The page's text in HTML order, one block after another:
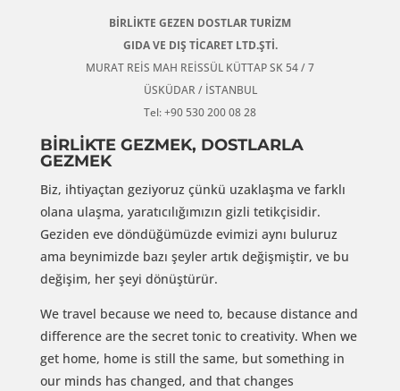
BİRLİKTE GEZEN DOSTLAR TURİZM
GIDA VE DIŞ TİCARET LTD.ŞTİ.
MURAT REİS MAH REİSSÜL KÜTTAP SK 54 / 7
ÜSKÜDAR / İSTANBUL
Tel: +90 530 200 08 28
BİRLİKTE GEZMEK, DOSTLARLA
GEZMEK
Biz, ihtiyaçtan geziyoruz çünkü uzaklaşma ve farklı
olana ulaşma, yaratıcılığımızın gizli tetikçisidir.
Geziden eve döndüğümüzde evimizi aynı buluruz
ama beynimizde bazı şeyler artık değişmiştir, ve bu
değişim, her şeyi dönüştürür.
We travel because we need to, because distance and
difference are the secret tonic to creativity. When we
get home, home is still the same, but something in
our minds has changed, and that changes